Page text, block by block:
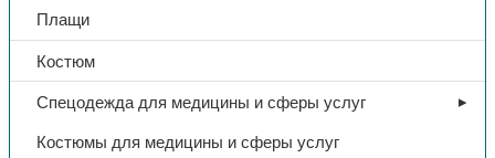
Плащи
Костюм
Спецодежда для медицины и сферы услуг
Костюмы для медицины и сферы услуг